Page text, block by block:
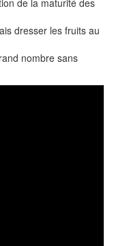
de la maturité des
dresser les fruits au
nombre sans